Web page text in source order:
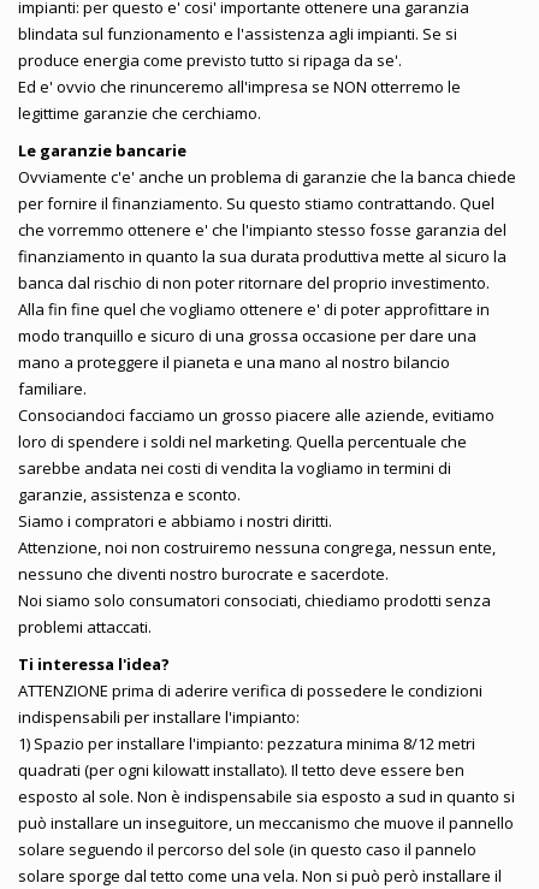
impianti: per questo e' cosi' importante ottenere una garanzia
blindata sul funzionamento e l'assistenza agli impianti. Se si
produce energia come previsto tutto si ripaga da se'.
Ed e' ovvio che rinunceremo all'impresa se NON otterremo le
legittime garanzie che cerchiamo.
Le garanzie bancarie
Ovviamente c'e' anche un problema di garanzie che la banca chiede
per fornire il finanziamento. Su questo stiamo contrattando. Quel
che vorremmo ottenere e' che l'impianto stesso fosse garanzia del
finanziamento in quanto la sua durata produttiva mette al sicuro la
banca dal rischio di non poter ritornare del proprio investimento.
Alla fin fine quel che vogliamo ottenere e' di poter approfittare in
modo tranquillo e sicuro di una grossa occasione per dare una
mano a proteggere il pianeta e una mano al nostro bilancio
familiare.
Consociandoci facciamo un grosso piacere alle aziende, evitiamo
loro di spendere i soldi nel marketing. Quella percentuale che
sarebbe andata nei costi di vendita la vogliamo in termini di
garanzie, assistenza e sconto.
Siamo i compratori e abbiamo i nostri diritti.
Attenzione, noi non costruiremo nessuna congrega, nessun ente,
nessuno che diventi nostro burocrate e sacerdote.
Noi siamo solo consumatori consociati, chiediamo prodotti senza
problemi attaccati.
Ti interessa l'idea?
ATTENZIONE prima di aderire verifica di possedere le condizioni
indispensabili per installare l'impianto:
1) Spazio per installare l'impianto: pezzatura minima 8/12 metri
quadrati (per ogni kilowatt installato). Il tetto deve essere ben
esposto al sole. Non è indispensabile sia esposto a sud in quanto si
può installare un inseguitore, un meccanismo che muove il pannello
solare seguendo il percorso del sole (in questo caso il pannelo
solare sporge dal tetto come una vela. Non si può però installare il